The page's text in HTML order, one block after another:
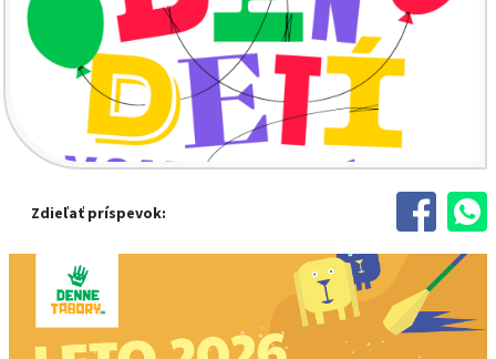
Zdieľať príspevok: